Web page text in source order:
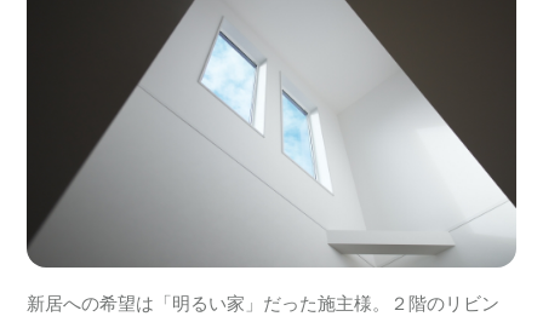
新居への希望は「明るい家」だった施主様。２階のリビン